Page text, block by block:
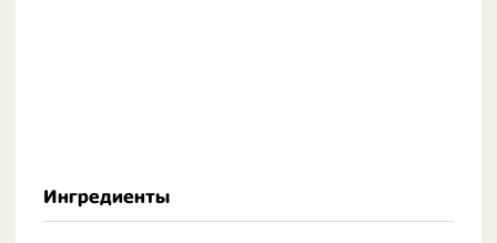
Ингредиенты